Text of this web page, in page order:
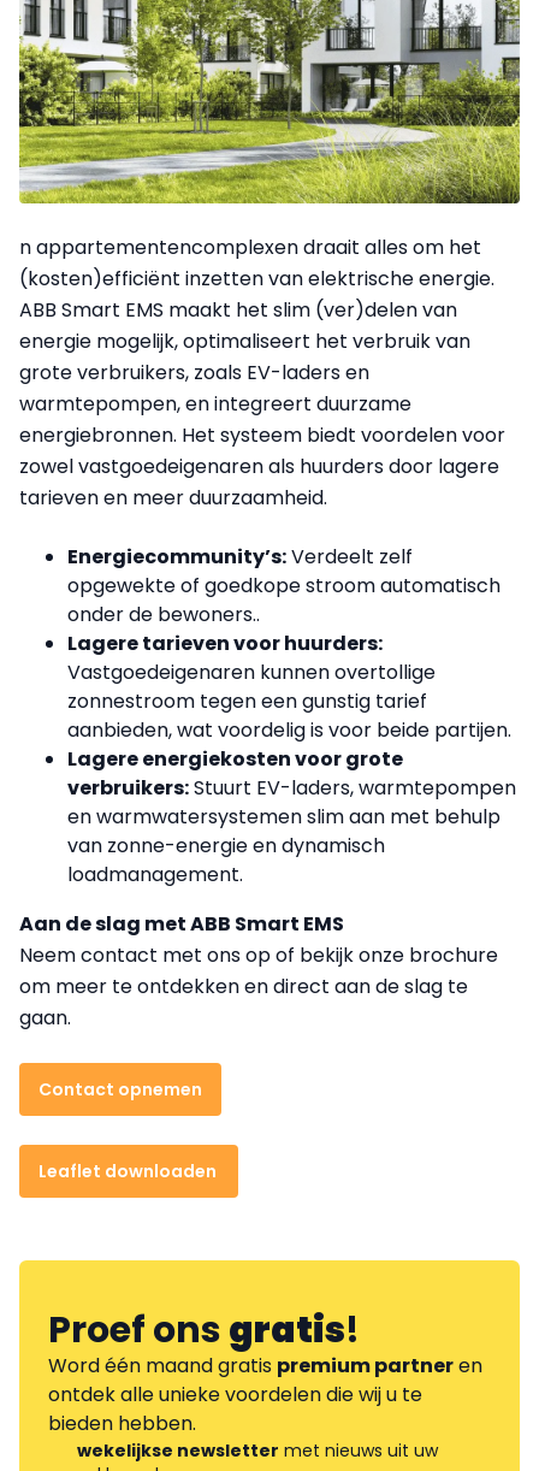
n appartementencomplexen draait alles om het
(kosten)efficiënt inzetten van elektrische energie.
ABB Smart EMS maakt het slim (ver)delen van
energie mogelijk, optimaliseert het verbruik van
grote verbruikers, zoals EV-laders en
warmtepompen, en integreert duurzame
energiebronnen. Het systeem biedt voordelen voor
zowel vastgoedeigenaren als huurders door lagere
tarieven en meer duurzaamheid.
Energiecommunity’s:Verdeelt zelf
opgewekte of goedkope stroom automatisch
onder de bewoners..
Lagere tarieven voor huurders:
Vastgoedeigenaren kunnen overtollige
zonnestroom tegen een gunstig tarief
aanbieden, wat voordelig is voor beide partijen.
Lagere energiekosten voor grote
verbruikers:Stuurt EV-laders, warmtepompen
en warmwatersystemen slim aan met behulp
van zonne-energie en dynamisch
loadmanagement.
Aan de slag met ABB Smart EMS
Neem contact met ons op of bekijk onze brochure
om meer te ontdekken en direct aan de slag te
gaan.
Contact opnemen
Leaflet downloaden
Proef onsgratis!
Word één maand gratis premium partneren
ontdek alle unieke voordelen die wij u te
bieden hebben.
wekelijkse newsletter met nieuws uit uw